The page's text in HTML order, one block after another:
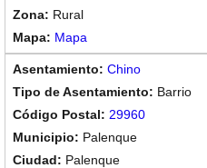
Rural
Mapa
Chino
Barrio
29960
Palenque
Palenque